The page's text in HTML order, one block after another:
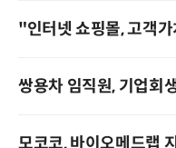
"인터넷 쇼핑몰, 고객
쌍용차 임직원, 기업회
모코코, 바이오메드랩